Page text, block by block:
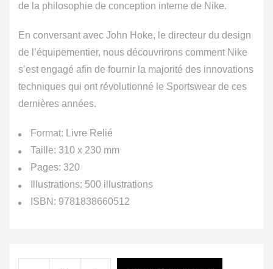
de la philosophie de conception interne de Nike.
En conversant avec John Hoke, le directeur du design
de l’équipementier, nous découvrirons comment Nike
s’est engagé afin de fournir la majorité des innovations
techniques qui ont révolutionné le Sportswear de ces
dernières années.
Format: Livre Relié
Taille: 310 x 230 mm
Pages: 320
Illustrations: 500 illustrations
ISBN: 9781838660512